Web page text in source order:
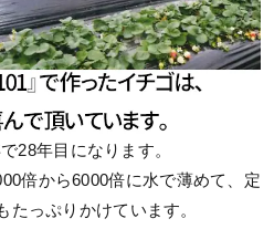
28年目になります。
倍から6000倍に水で薄めて、定
たっぷりかけています。